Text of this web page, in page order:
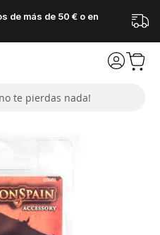
de más de 50 € o en